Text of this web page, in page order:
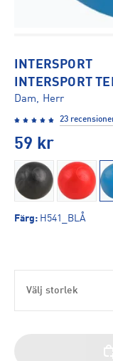
INTERSPORT
INTERSPORT
Dam, Herr
23
59 kr
Färg: H541_BLÅ
Välj storlek